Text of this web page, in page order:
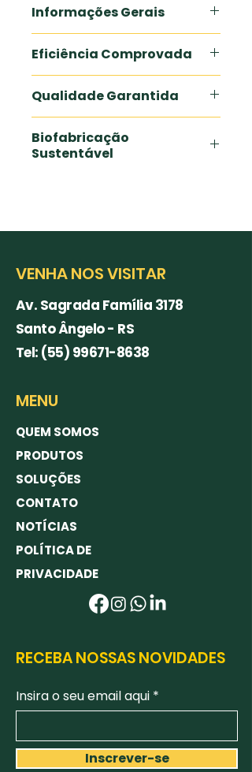
Informações Gerais
Eficiência Comprovada
Qualidade Garantida
Biofabricação
Sustentável
VENHA NOS VISITAR
Av. Sagrada Família 3178
Santo Ângelo - RS
Tel: (55) 99671-8638
MENU
QUEM SOMOS
PRODUTOS
SOLUÇÕES
CONTATO
NOTÍCIAS
POLÍTICA DE
PRIVACIDADE
RECEBA NOSSAS NOVIDADES
Insira o seu email aqui
Inscrever-se